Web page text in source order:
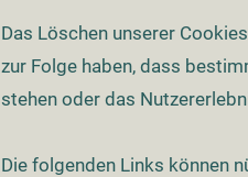
Das Löschen unserer
zur Folge haben, dass
stehen oder das
Die folgenden Links können